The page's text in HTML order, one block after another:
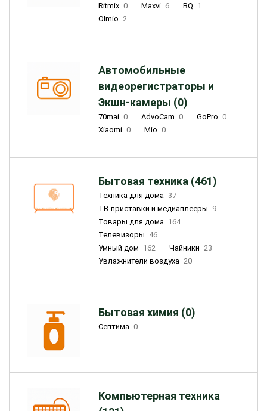
Ritmix 0 Maxvi 6 BQ 1
Olmio 2
Автомобильные
видеорегистраторы и
Экшн-камеры (0)
70mai 0 AdvoCam 0 GoPro 0
Xiaomi 0 Mio 0
Бытовая техника (461)
Техника для дома 37
ТВ-приставки и медиаплееры 9
Товары для дома 164
Телевизоры 46
Умный дом 162 Чайники 23
Увлажнители воздуха 20
Бытовая химия (0)
Септима 0
Компьютерная техника